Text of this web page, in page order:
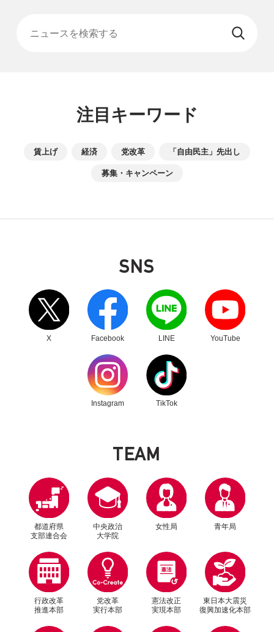
注目キーワード
賃上げ 経済 党改革 「自由民主」先出し
募集・キャンペーン
SNS
X
別ウィンドウリンク
Facebook
別ウィンドウリンク
LINE
別ウィンドウリンク
YouTube
別ウィンドウリンク
Instagram
別ウィンドウリンク
TikTok
別ウィンドウリンク
TEAM
都道府県
支部連合会
中央政治
大学院
女性局 青年局
行政改革
推進本部
党改革
実行本部
憲法改正
実現本部
東日本大震災
復興加速化本部
別ウィンドウリンク別ウィンドウリンク